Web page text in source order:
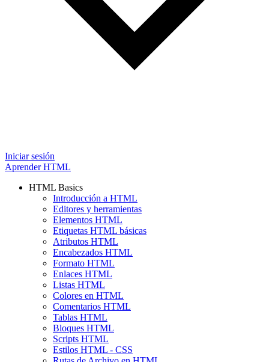
Iniciar sesión
Aprender HTML
HTML Basics
Introducción a HTML
Editores y herramientas
Elementos HTML
Etiquetas HTML básicas
Atributos HTML
Encabezados HTML
Formato HTML
Enlaces HTML
Listas HTML
Colores en HTML
Comentarios HTML
Tablas HTML
Bloques HTML
Scripts HTML
Estilos HTML - CSS